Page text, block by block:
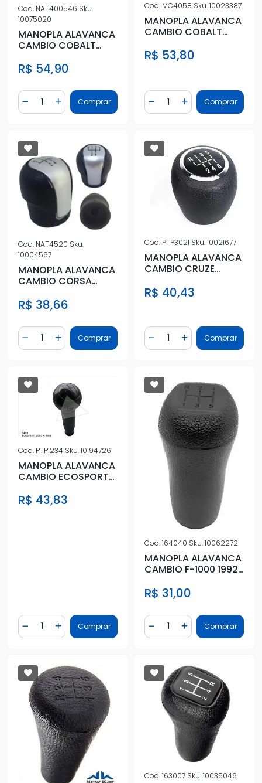
Cod. NAT400546 Sku.
10075020
MANOPLA ALAVANCA
CAMBIO COBALT
CROMADO PRESS
R$ 54,90
Diminuir Quantidade
Quantidade
Adicionar Quantidade
Comprar
Cod. MC4058 Sku.10023387
MANOPLA ALAVANCA
CAMBIO COBALT
PRETO PRESSAO
R$ 53,80
Diminuir Quantidade
Quantidade
AdicionarComprar
Cod. NAT4520 Sku.
10004567
MANOPLA ALAVANCA
CAMBIO CORSA
R$ 38,66
Diminuir Quantidade
Quantidade
Adicionar Quantidade
Comprar
Cod. PTP3021 Sku.10021677
MANOPLA ALAVANCA
CAMBIO CRUZE
MARCHAS
R$ 40,43
Diminuir Quantidade
Quantidade
AdicionarComprar
Cod. PTP1234 Sku.10194726
MANOPLA ALAVANCA
CAMBIO ECOSPORT
R$ 43,83
Diminuir Quantidade
Quantidade
Adicionar Quantidade
Comprar
Cod.164040 Sku.10062272
MANOPLA ALAVANCA
CAMBIO F-1000 1992
R$ 31,00
Diminuir Quantidade
Quantidade
AdicionarComprar
Cod.163007 Sku.10035046